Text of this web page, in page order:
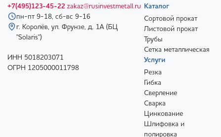
+7(495)123-45-22 zakaz@rusinvestmetall.ru
пн-пт 9-18, сб-вс 9-16
г. Королёв, ул. Фрунзе, д. 1А (БЦ
"Solaris")
ИНН 5018203071
ОГРН 1205000011798
Каталог
Сортовой прокат
Листовой прокат
Трубы
Сетка металлическая
Услуги
Резка
Гибка
Сверление
Сварка
Цинкование
Шлифовка и
полировка